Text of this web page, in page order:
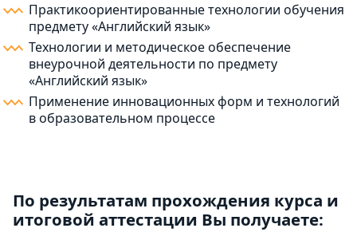
Практикоориентированные технологии обучения
предмету «Английский язык»
Технологии и методическое обеспечение
внеурочной деятельности по предмету
«Английский язык»
Применение инновационных форм и технологий
в образовательном процессе
По результатам прохождения курса и
итоговой аттестации Вы получаете: